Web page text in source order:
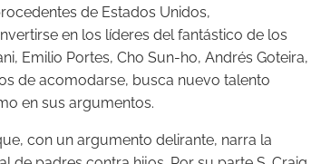
de Estados Unidos,
en los líderes del fantástico de los
Emilio Portes, Cho Sun-ho, Andrés Goteira,
de acomodarse, busca nuevo talento
en sus argumentos.
con un argumento delirante, narra la